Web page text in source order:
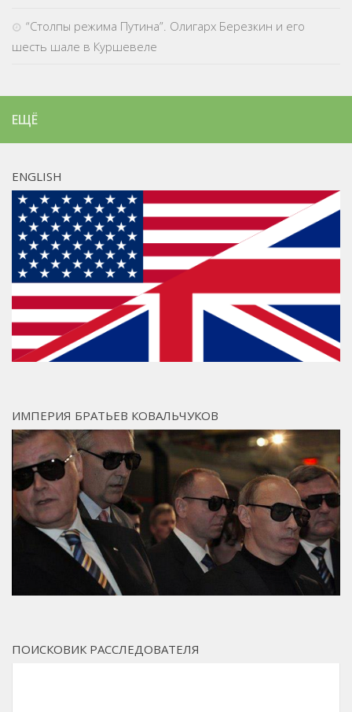
“Столпы режима Путина”. Олигарх Березкин и его
шесть шале в Куршевеле
ЕЩЁ
ENGLISH
ИМПЕРИЯ БРАТЬЕВ КОВАЛЬЧУКОВ
ПОИСКОВИК РАССЛЕДОВАТЕЛЯ